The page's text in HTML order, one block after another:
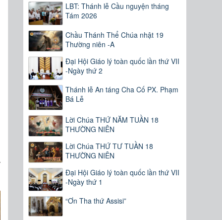
LBT: Thánh lễ Cầu nguyện tháng
Tám 2026
Chầu Thánh Thể Chúa nhật 19
Thường niên -A
Đại Hội Giáo lý toàn quốc lần thứ VII
-Ngày thứ 2
Thánh lễ An táng Cha Cố PX. Phạm
Bá Lễ
Lời Chúa THỨ NĂM TUẦN 18
THƯỜNG NIÊN
Lời Chúa THỨ TƯ TUẦN 18
THƯỜNG NIÊN
Đại Hội Giáo lý toàn quốc lần thứ VII
-Ngày thứ 1
“Ơn Tha thứ Assisi”